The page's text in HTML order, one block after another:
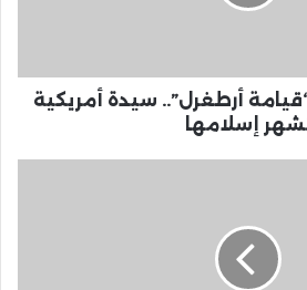
أرطغرل”.. سيدة أمريكية
إسلامها